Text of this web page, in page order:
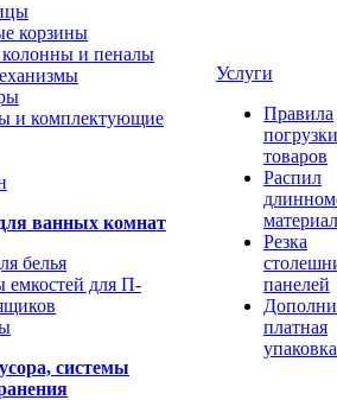
корзины
и пеналы
и комплектующие
ванных комнат
белья
емкостей для П-
системы
Услуги
Правила
погрузки
товаров
Распил
Резка
панелей
платная
упаковка